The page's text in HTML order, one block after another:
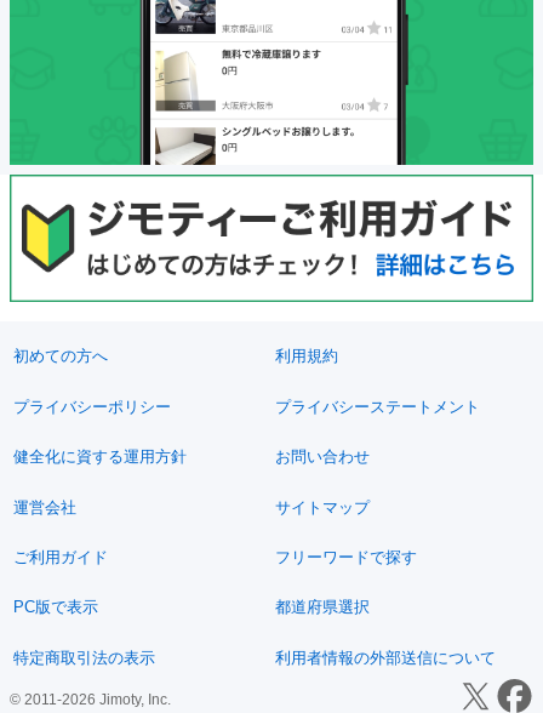
初めての方へ 利用規約
プライバシーポリシー プライバシーステートメント
健全化に資する運用方針 お問い合わせ
運営会社 サイトマップ
ご利用ガイド フリーワードで探す
PC版で表示 都道府県選択
特定商取引法の表示 利用者情報の外部送信について
© 2011-2026 Jimoty, Inc.